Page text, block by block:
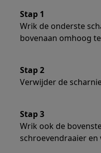
Stap 1
Wrik de onderste
bovenaan omhoog
Stap 2
Verwijder de
Stap 3
Wrik ook de
schroevendraaier en